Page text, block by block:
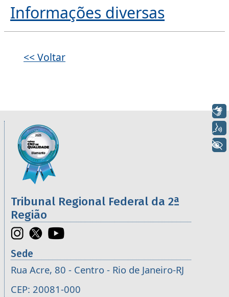
Informações diversas
<< Voltar
Informações úteis sobre os órgãos da 2ª
Imagem
Tribunal Regional Federal da 2ª
Região
Sede
Rua Acre, 80 - Centro - Rio de Janeiro-RJ
CEP: 20081-000
Libras